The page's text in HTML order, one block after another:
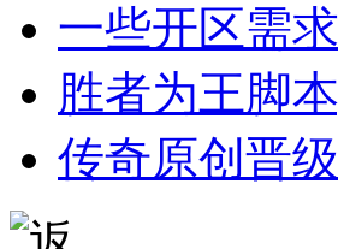
一些开区需
胜者为王脚
传奇原创晋